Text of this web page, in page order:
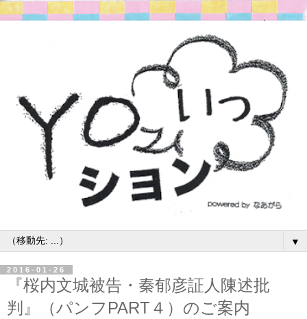
▼
2016-01-26
『桜内文城被告・秦郁彦証人陳述批
判』（パンフPART４）のご案内